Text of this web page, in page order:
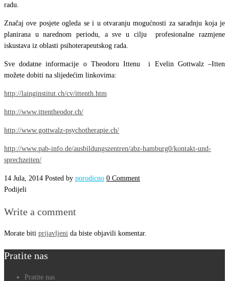
radu.
Značaj ove posjete ogleda se i u otvaranju mogućnosti za saradnju koja je
planirana u narednom periodu, a sve u cilju profesionalne razmjene
iskustava iz oblasti psihoterapeutskog rada.
Sve dodatne informacije o Theodoru Ittenu i Evelin Gottwalz –Itten
možete dobiti na slijedećim linkovima:
http://lainginstitut.ch/cv/ittenth.htm
http://www.ittentheodor.ch/
http://www.gottwalz-psychotherapie.ch/
http://www.pab-info.de/ausbildungszentren/abz-hamburg0/kontakt-und-
sprechzeiten/
14 Jula, 2014 Posted by porodicno 0 Comment
Podijeli
Write a comment
Morate biti prijavljeni da biste objavili komentar.
Pratite nas
Pratite nas